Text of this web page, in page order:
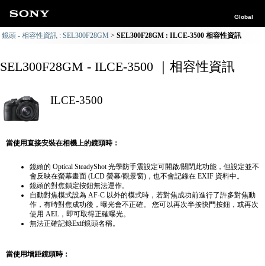
Global
鏡頭 - 相容性資訊 : SEL300F28GM SEL300F28GM : ILCE-3500 相容性資訊
SEL300F28GM - ILCE-3500 ｜相容性資訊
ILCE-3500
當使用直接安裝在相機上的鏡頭時：
鏡頭的 Optical SteadyShot 光學防手震設定可開啟/關閉此功能，但設定並不
會反映在螢幕畫面 (LCD 螢幕/觀景窗)，也不會記錄在 EXIF 資料中。
鏡頭的對焦鎖定按鈕無法運作。
自動對焦模式設為 AF-C 以外的模式時，若對焦成功前進行了許多對焦動
作，有時對焦成功後，曝光會不正確。 您可以再次半按快門按鈕，或再次
使用 AEL，即可取得正確曝光。
無法正確記錄Exif鏡頭名稱。
當使用增距鏡頭時：